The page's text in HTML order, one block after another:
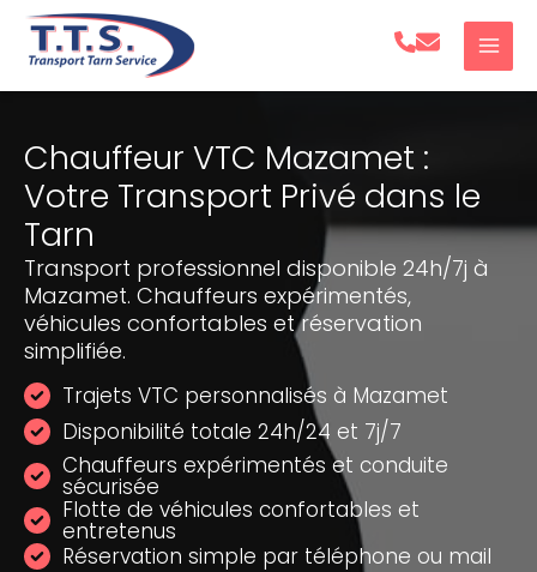
Aller
Chauffeur VTC Mazamet :
Votre Transport Privé dans le
Tarn
Transport professionnel disponible 24h/7j à
Mazamet. Chauffeurs expérimentés,
véhicules confortables et réservation
simplifiée.
Trajets VTC personnalisés à Mazamet
Disponibilité totale 24h/24 et 7j/7
Chauffeurs expérimentés et conduite
sécurisée
Flotte de véhicules confortables et
entretenus
Réservation simple par téléphone ou mail